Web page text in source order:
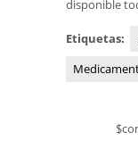
disponible
Etiquetas: